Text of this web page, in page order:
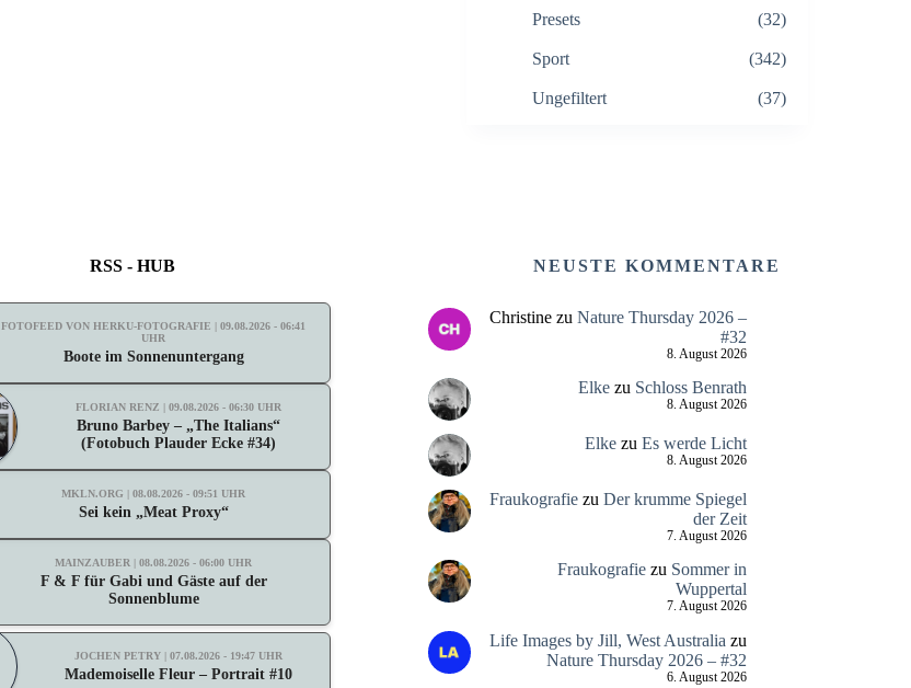
Presets (32)
Sport (342)
Ungefiltert (37)
RSS - HUB
FOTOFEED VON HERKU-FOTOGRAFIE | 09.08.2026 - 06:41
UHR
Boote im Sonnenuntergang
FLORIAN RENZ | 09.08.2026 - 06:30 UHR
Bruno Barbey – „The Italians“
(Fotobuch Plauder Ecke #34)
MKLN.ORG | 08.08.2026 - 09:51 UHR
Sei kein „Meat Proxy“
MAINZAUBER | 08.08.2026 - 06:00 UHR
F & F für Gabi und Gäste auf der
Sonnenblume
JOCHEN PETRY | 07.08.2026 - 19:47 UHR
Mademoiselle Fleur – Portrait #10
NEUSTE KOMMENTARE
Christinezu Nature Thursday 2026 –
#32
8. August 2026
Elkezu Schloss Benrath
8. August 2026
Elkezu Es werde Licht
8. August 2026
Fraukografiezu Der krumme Spiegel
der Zeit
7. August 2026
Fraukografiezu Sommer in
Wuppertal
7. August 2026
Life Images by Jill, West Australia zu
Nature Thursday 2026 – #32
6. August 2026